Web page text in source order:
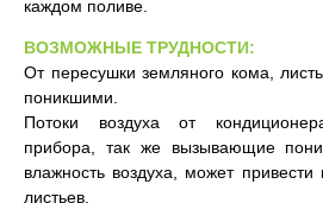
каждом поливе.
ВОЗМОЖНЫЕ ТРУДНОСТИ:
От пересушки земляного кома,
поникшими.
Потоки воздуха от
прибора, так же вызывающие
влажность воздуха, может
листьев.